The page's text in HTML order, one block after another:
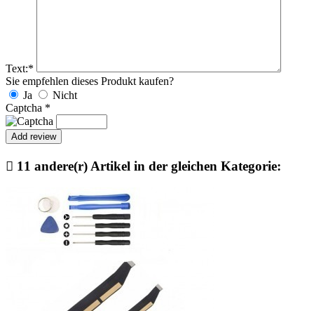
Text:*
Sie empfehlen dieses Produkt kaufen?
Ja
Nicht
Captcha *
 11 andere(r) Artikel in der gleichen Kategorie: